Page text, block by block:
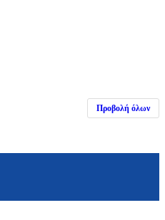
Προβολή όλων